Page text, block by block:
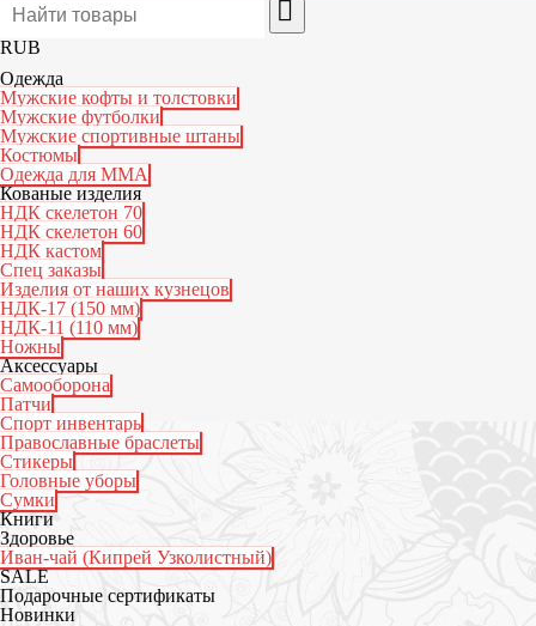
RUB
Одежда
Мужские кофты и толстовки
Мужские футболки
Мужские спортивные штаны
Костюмы
Одежда для ММА
Кованые изделия
НДК скелетон 70
НДК скелетон 60
НДК кастом
Спец заказы
Изделия от наших кузнецов
НДК-17 (150 мм)
НДК-11 (110 мм)
Ножны
Аксессуары
Самооборона
Патчи
Спорт инвентарь
Православные браслеты
Стикеры
Головные уборы
Сумки
Книги
Здоровье
Иван-чай (Кипрей Узколистный)
SALE
Подарочные сертификаты
Новинки